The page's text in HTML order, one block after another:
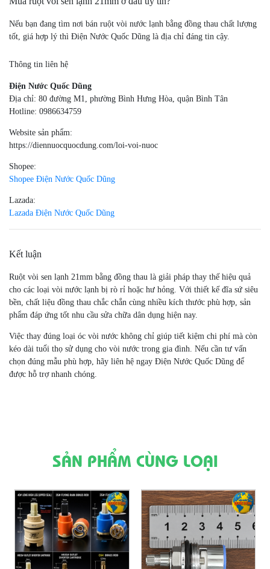
Nếu bạn đang tìm nơi bán ruột vòi nước lạnh bằng đồng thau chất lượng
tốt, giá hợp lý thì Điện Nước Quốc Dũng là địa chỉ đáng tin cậy.
Thông tin liên hệ
Điện Nước Quốc Dũng
Địa chỉ: 80 đường M1, phường Bình Hưng Hòa, quận Bình Tân
Hotline: 0986634759
Website sản phẩm:
https://diennuocquocdung.com/loi-voi-nuoc
Shopee:
Shopee Điện Nước Quốc Dũng
Lazada:
Lazada Điện Nước Quốc Dũng
Kết luận
Ruột vòi sen lạnh 21mm bằng đồng thau là giải pháp thay thế hiệu quả
cho các loại vòi nước lạnh bị rò rỉ hoặc hư hỏng. Với thiết kế đĩa sứ siêu
bền, chất liệu đồng thau chắc chắn cùng nhiều kích thước phù hợp, sản
phẩm đáp ứng tốt nhu cầu sửa chữa dân dụng hiện nay.
Việc thay đúng loại óc vòi nước không chỉ giúp tiết kiệm chi phí mà còn
kéo dài tuổi thọ sử dụng cho vòi nước trong gia đình. Nếu cần tư vấn
chọn đúng mẫu phù hợp, hãy liên hệ ngay Điện Nước Quốc Dũng để
được hỗ trợ nhanh chóng.
SẢN PHẨM CÙNG LOẠI